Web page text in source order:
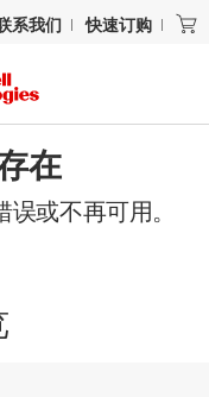
系我们 快速订购
在
或不再可用。